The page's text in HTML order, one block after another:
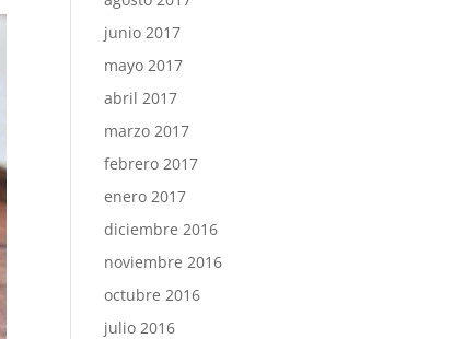
junio 2017
mayo 2017
abril 2017
marzo 2017
febrero 2017
enero 2017
diciembre 2016
noviembre 2016
octubre 2016
julio 2016